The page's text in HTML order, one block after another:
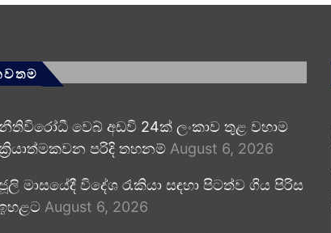
නීතිවිරෝධී වෙබ් අඩවි 24ක් ලංකාව තුළ වහාම
පරිදි තහනම් August 6, 2026
මාසයේදී විදේශ රැකියා සඳහා පිටත්ව ගිය පිරිස
August 6, 2026